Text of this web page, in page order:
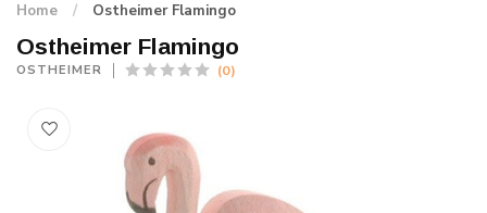
Home / Ostheimer Flamingo
Ostheimer Flamingo
OSTHEIMER (0)